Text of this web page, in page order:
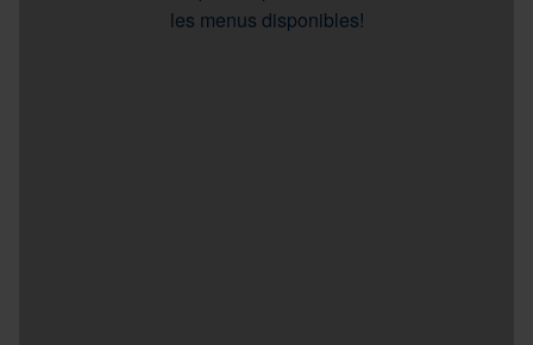
les menus disponibles!